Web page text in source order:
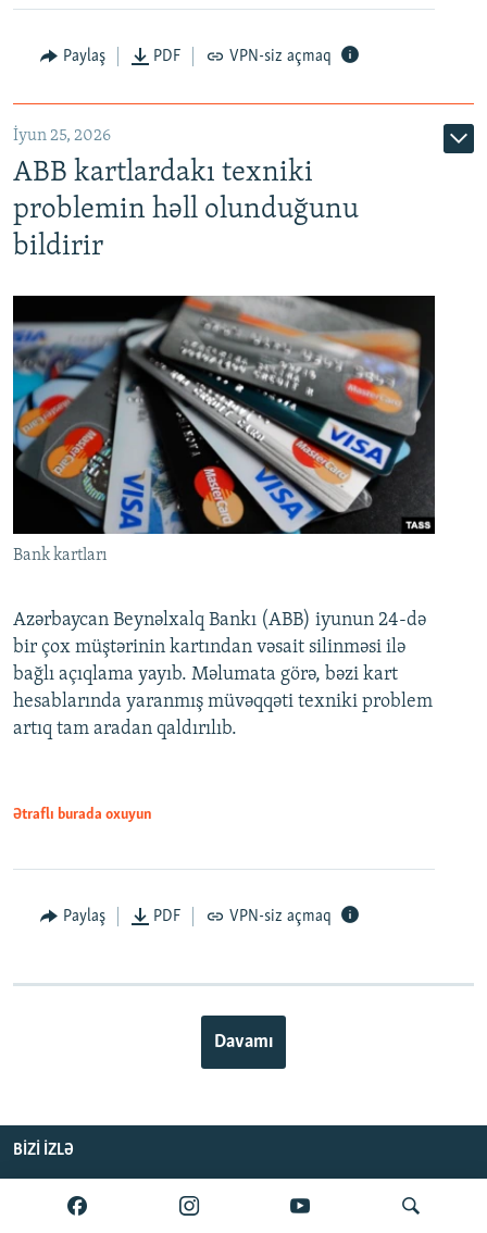
Auto 240p 360p 480p
720p 1080p
Paylaş PDF VPN-siz açmaq
İyun 25, 2026
ABB kartlardakı texniki
problemin həll olunduğunu
bildirir
Bank kartları
Azərbaycan Beynəlxalq Bankı (ABB) iyunun 24-də
bir çox müştərinin kartından vəsait silinməsi ilə
bağlı açıqlama yayıb. Məlumata görə, bəzi kart
hesablarında yaranmış müvəqqəti texniki problem
artıq tam aradan qaldırılıb.
Ətraflı burada oxuyun
Paylaş PDF VPN-siz açmaq
Davamı
BIZI IZLƏ